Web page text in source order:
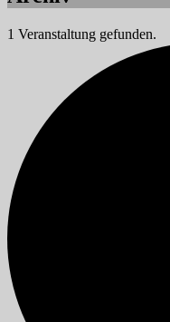
1 Veranstaltung gefunden.